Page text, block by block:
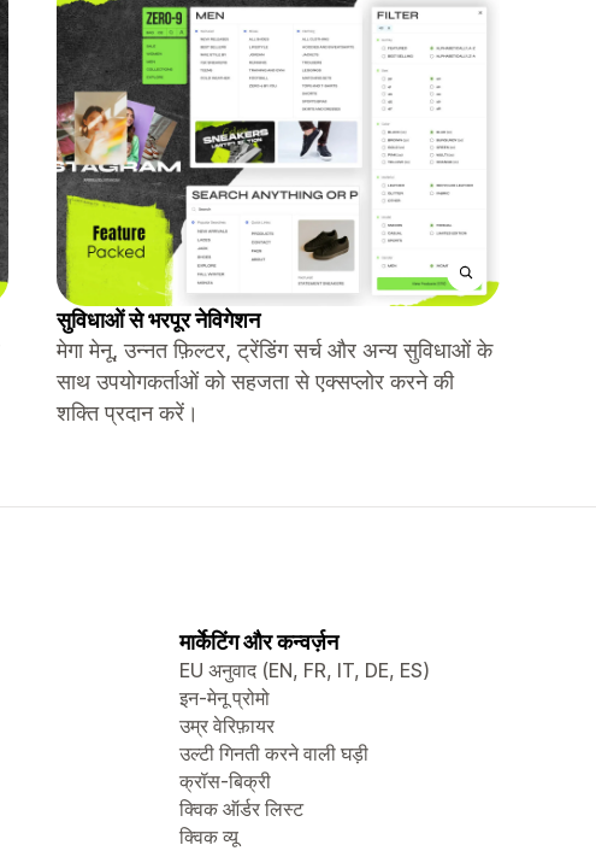
सुविधाओं से भरपूर नेविगेशन
मेगा मेनू, उन्नत फ़िल्टर, ट्रेंडिंग सर्च और अन्य सुविधाओं के
साथ उपयोगकर्ताओं को सहजता से एक्सप्लोर करने की
शक्ति प्रदान करें।
मार्केटिंग और कन्वर्ज़न
EU अनुवाद (EN, FR, IT, DE, ES)
इन-मेनू प्रोमो
उम्र वेरिफ़ायर
उल्टी गिनती करने वाली घड़ी
क्रॉस-बिक्री
क्विक ऑर्डर लिस्ट
क्विक व्यू